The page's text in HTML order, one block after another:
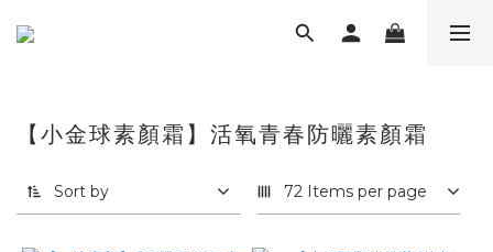
【小金球素顏霜】活氧青春防曬素顏霜
Sort by 72 Items per page